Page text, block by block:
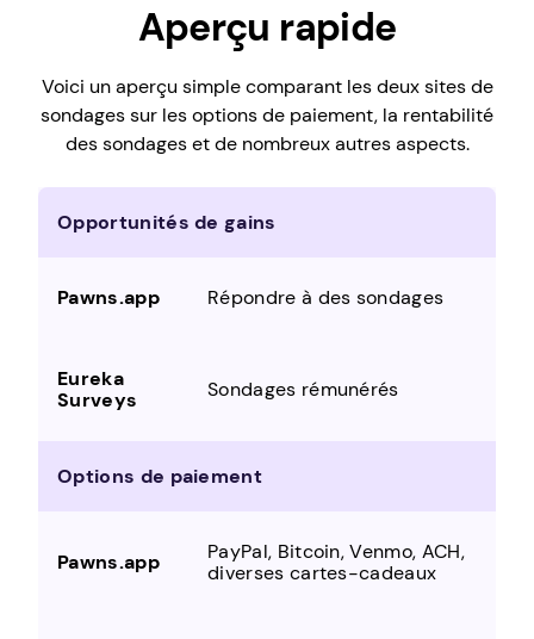
Aperçu rapide
Voici un aperçu simple comparant les deux sites de
sondages sur les options de paiement, la rentabilité
des sondages et de nombreux autres aspects.
Opportunités de gains
Répondre à des sondages
Sondages rémunérés
Options de paiement
PayPal, Bitcoin, Venmo, ACH,
diverses cartes-cadeaux